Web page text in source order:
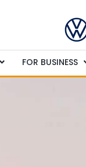
FOR BUSINESS